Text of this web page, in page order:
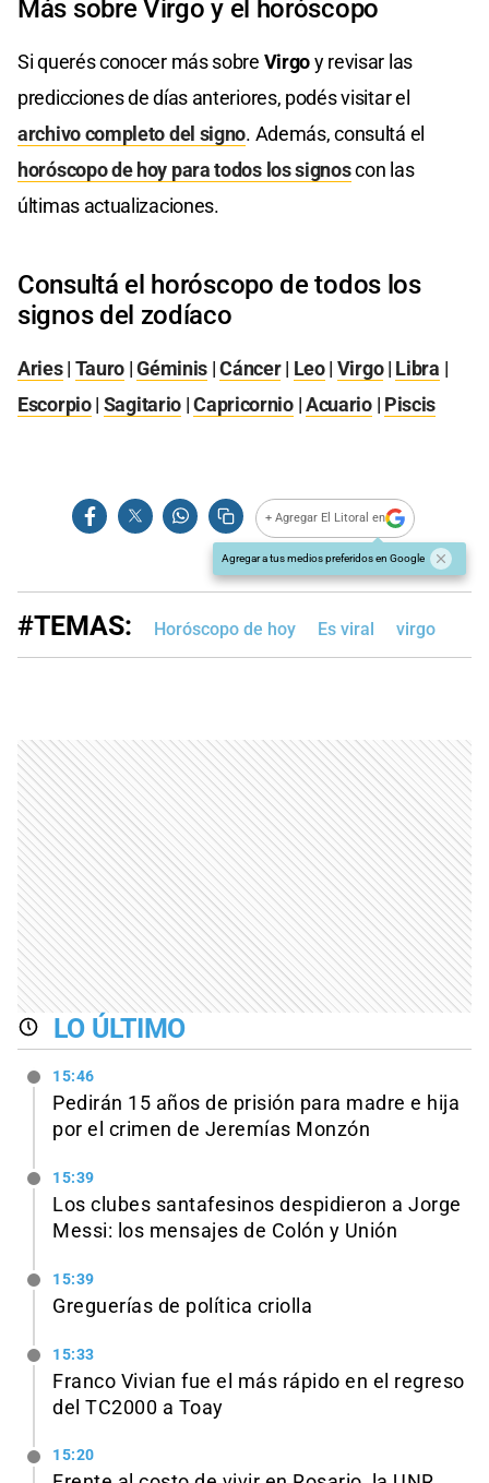
Más sobre Virgo y el horóscopo
Si querés conocer más sobre Virgoy revisar las
predicciones de días anteriores, podés visitar el
archivo completo del signo. Además, consultá el
horóscopo de hoy para todos los signoscon las
últimas actualizaciones.
Consultá el horóscopo de todos los
signos del zodíaco
Aries| Tauro |Géminis |Cáncer| Leo| Virgo| Libra |
Escorpio| Sagitario |Capricornio|Acuario| Piscis
+ Agregar El Litoral en
Agregar a tus medios preferidos en Google
#TEMAS: Horóscopo de hoy Es viral virgo
LO ÚLTIMO
15:46
Pedirán 15 años de prisión para madre e hija
por el crimen de Jeremías Monzón
15:39
Los clubes santafesinos despidieron a Jorge
Messi: los mensajes de Colón y Unión
15:39
Greguerías de política criolla
15:33
Franco Vivian fue el más rápido en el regreso
del TC2000 a Toay
15:20